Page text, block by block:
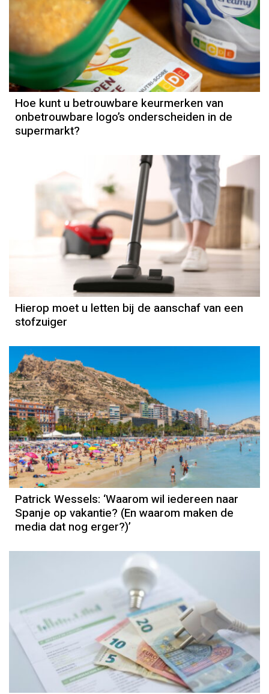
Hoe kunt u betrouwbare keurmerken van
onbetrouwbare logo’s onderscheiden in de
supermarkt?
Hierop moet u letten bij de aanschaf van een
stofzuiger
Column
Patrick Wessels
Patrick Wessels: ‘Waarom wil iedereen naar
Spanje op vakantie? (En waarom maken de
media dat nog erger?)’